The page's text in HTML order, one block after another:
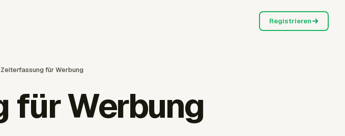
Registrieren
Zeiterfassung für Werbung
für Werbung